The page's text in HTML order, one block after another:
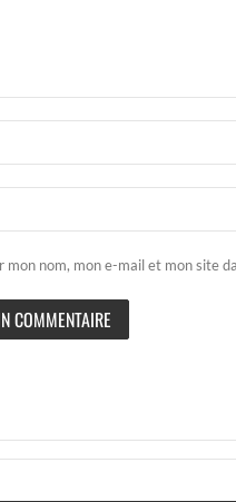
mon nom, mon e-mail et mon site